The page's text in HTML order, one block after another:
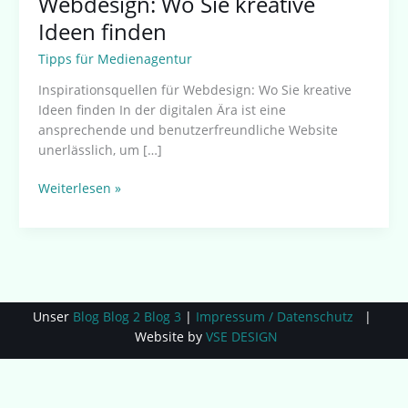
Ideen finden
Tipps für Medienagentur
Inspirationsquellen für Webdesign: Wo Sie kreative
Ideen finden In der digitalen Ära ist eine
ansprechende und benutzerfreundliche Website
unerlässlich, um […]
Weiterlesen »
Unser Blog Blog 2 Blog 3 | Impressum / Datenschutz |
Website by VSE DESIGN